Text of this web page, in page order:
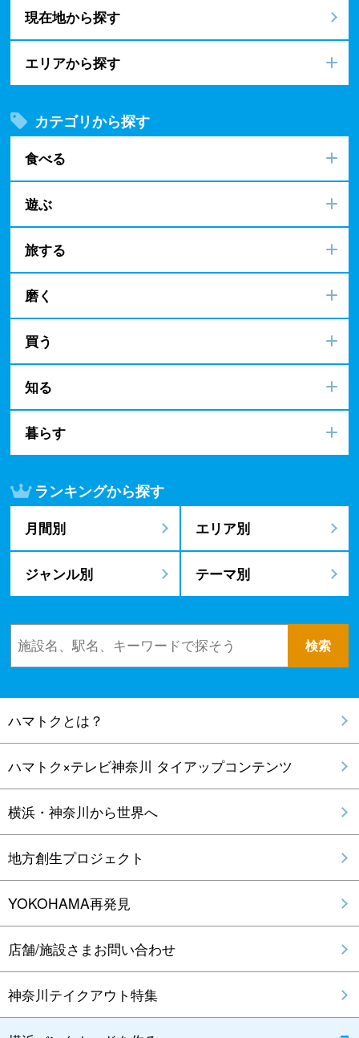
現在地から探す
エリアから探す
カテゴリから探す
食べる
遊ぶ
旅する
磨く
買う
知る
暮らす
ランキングから探す
月間別 エリア別
ジャンル別 テーマ別
ハマトクとは？
ハマトク×テレビ神奈川 タイアップコンテンツ
横浜・神奈川から世界へ
地方創生プロジェクト
YOKOHAMA再発見
店舗/施設さまお問い合わせ
神奈川テイクアウト特集